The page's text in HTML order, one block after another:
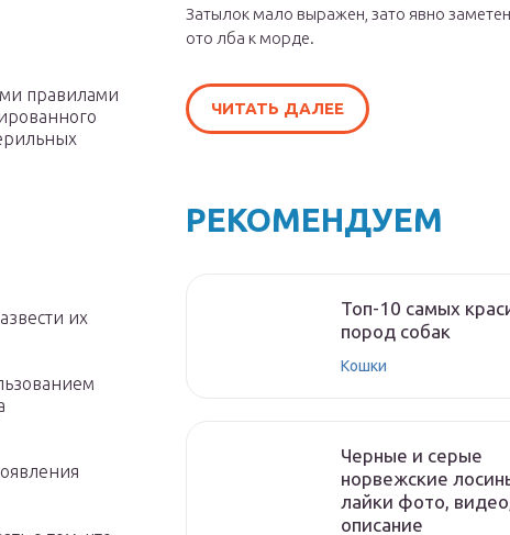
правилами
их
Затылок мало выражен, зато явно
ото лба к морде.
ЧИТАТЬ ДАЛЕЕ
РЕКОМЕНДУЕМ
Топ-10 самых
пород собак
Кошки
Черные и серые
норвежские
лайки фото,
описание